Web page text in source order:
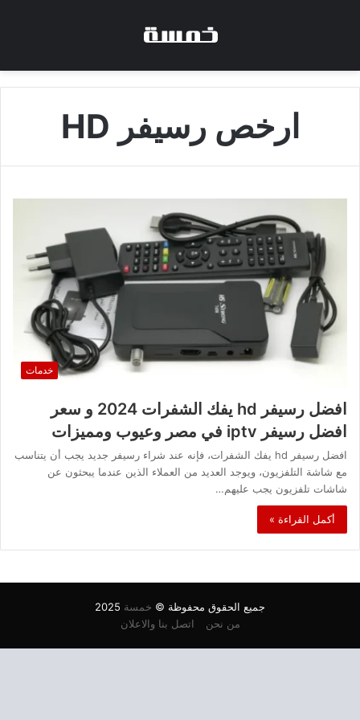
ارخص رسيفر HD
خدمات
افضل رسيفر hd يفك الشفرات 2024 و سعر
افضل رسيفر iptv في مصر وعيوب ومميزات
افضل رسيفر hd يفك الشفرات، فإنه عند شراء رسيفر جديد يجب أن يتناسب
مع شاشة التلفزيون، ويوجد العديد من العملاء الذين عندما يبحثون عن
شاشات تلفزيون يجب عليهم…
أكمل القراءة »
جميع الحقوق محفوظة © خمسة
من نحن
اتصل بنا والاعلان